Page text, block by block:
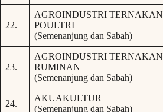
22.
AGROINDUSTRI TERNAKAN
POULTRI
(Semenanjung dan Sabah)
23.
AGROINDUSTRI TERNAKAN
RUMINAN
(Semenanjung dan Sabah)
24.
AKUAKULTUR
(Semenanjung dan Sabah)